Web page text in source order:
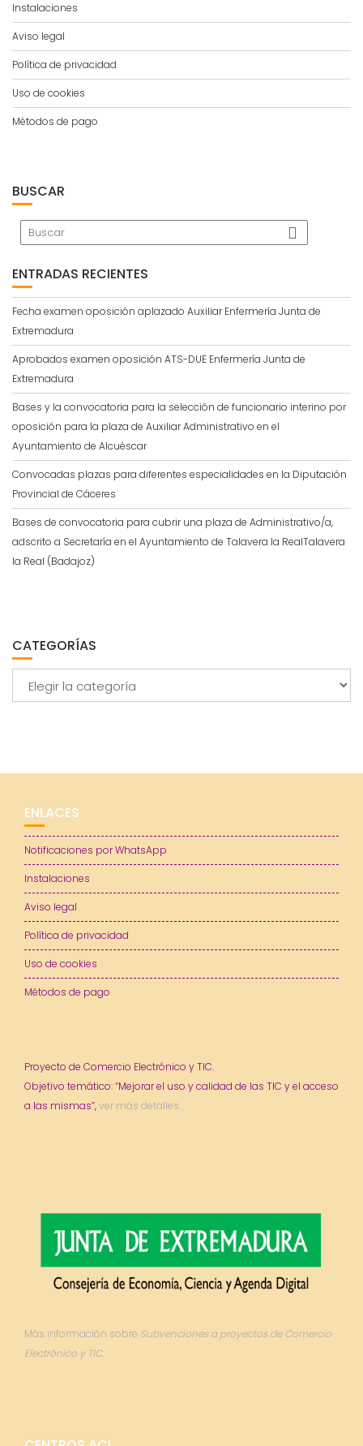
Instalaciones
Aviso legal
Política de privacidad
Uso de cookies
Métodos de pago
BUSCAR
ENTRADAS RECIENTES
Fecha examen oposición aplazado Auxiliar Enfermería Junta de
Extremadura
Aprobados examen oposición ATS-DUE Enfermería Junta de
Extremadura
Bases y la convocatoria para la selección de funcionario interino por
oposición para la plaza de Auxiliar Administrativo en el
Ayuntamiento de Alcuéscar
Convocadas plazas para diferentes especialidades en la Diputación
Provincial de Cáceres
Bases de convocatoria para cubrir una plaza de Administrativo/a,
adscrito a Secretaría en el Ayuntamiento de Talavera la RealTalavera
la Real (Badajoz)
CATEGORÍAS
ENLACES
Notificaciones por WhatsApp
Instalaciones
Aviso legal
Política de privacidad
Uso de cookies
Métodos de pago
Proyecto de Comercio Electrónico y TIC.
Objetivo temático: “Mejorar el uso y calidad de las TIC y el acceso
a las mismas”,ver más detalles.
Más información sobre Subvenciones a proyectos de Comercio
Electrónico y TIC.